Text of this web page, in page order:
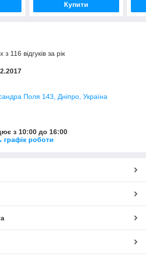
Купити
116 відгуків за рік
Поля 143, Дніпро, Україна
з 10:00 до 16:00
графік роботи